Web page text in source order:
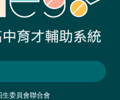
生委員會聯合會